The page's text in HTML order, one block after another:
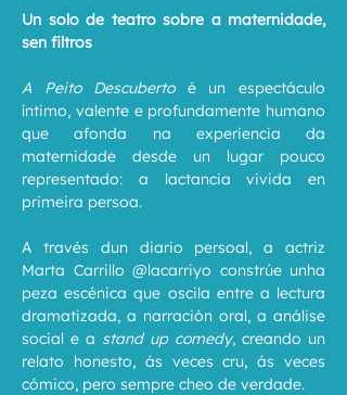
Un solo de teatro sobre a maternidade,
sen filtros
A Peito Descuberto é un espectáculo
íntimo, valente e profundamente humano
que afonda na experiencia da
maternidade desde un lugar pouco
representado: a lactancia vivida en
primeira persoa.
A través dun diario persoal, a actriz
Marta Carrillo @lacarriyo constrúe unha
peza escénica que oscila entre a lectura
dramatizada, a narración oral, a análise
social e a stand up comedy, creando un
relato honesto, ás veces cru, ás veces
cómico, pero sempre cheo de verdade.